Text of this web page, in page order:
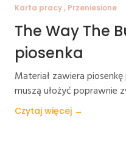
Karta pracy , Przeniesione
The Way The
piosenka
Materiał zawiera
muszą ułożyć poprawnie
Czytaj więcej →